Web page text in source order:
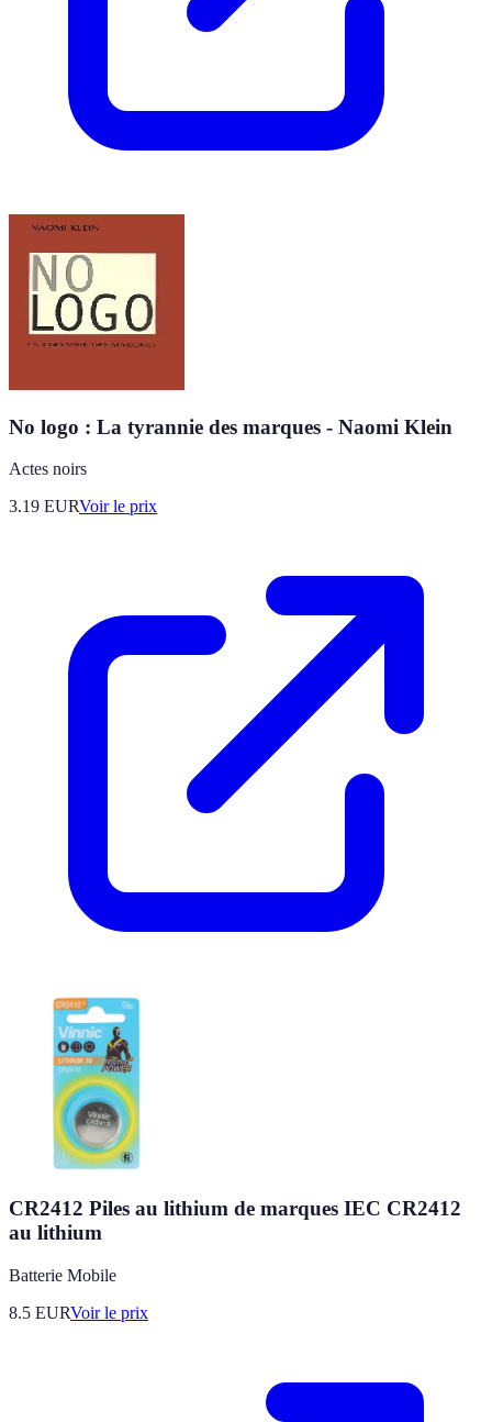
No logo : La tyrannie des marques - Naomi Klein
Actes noirs
3.19 EURVoir le prix
CR2412 Piles au lithium de marques IEC CR2412
au lithium
Batterie Mobile
8.5 EURVoir le prix